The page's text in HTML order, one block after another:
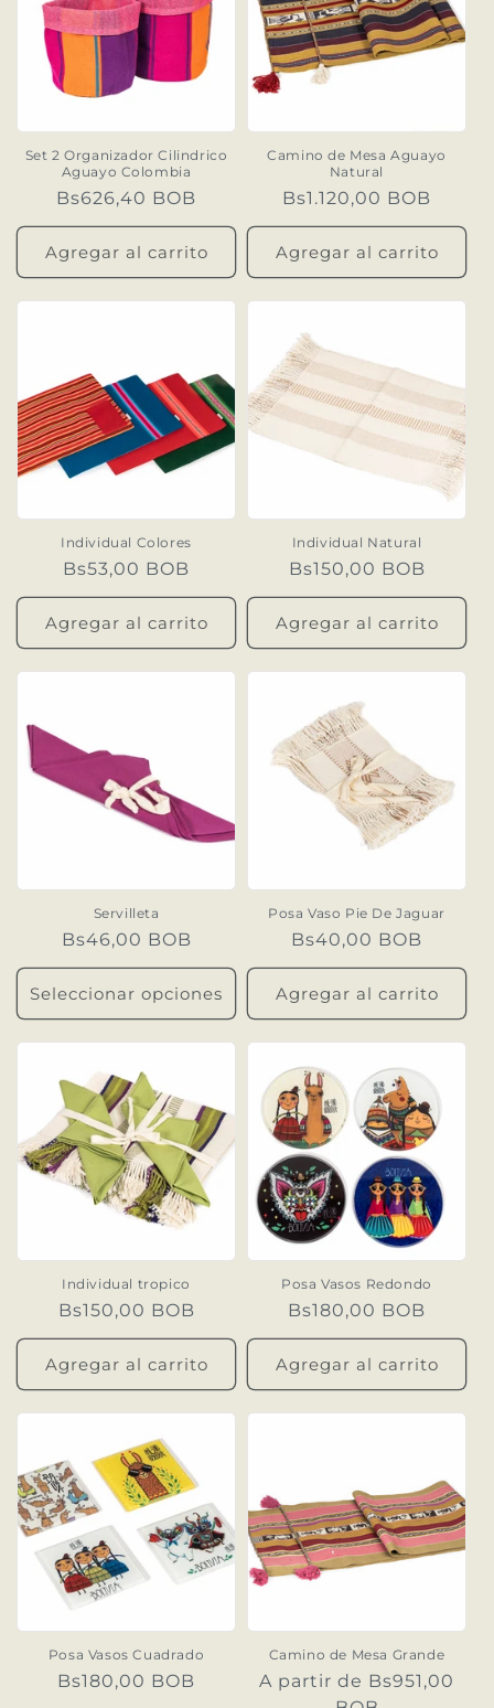
Set 2 Organizador Cilindrico
Aguayo Colombia
Precio
habitual
Bs626,40 BOB
Agregar al carrito
Camino de Mesa Aguayo
Natural
Precio
habitual
Bs1.120,00 BOB
Agregar al carrito
Individual Colores
Precio
habitual
Bs53,00 BOB
Agregar al carrito
Individual Natural
Precio
habitual
Bs150,00 BOB
Agregar al carrito
Servilleta
Precio
habitual
Bs46,00 BOB
Seleccionar opciones
Posa Vaso Pie De Jaguar
Precio
habitual
Bs40,00 BOB
Agregar al carrito
Individual tropico
Precio
habitual
Bs150,00 BOB
Agregar al carrito
Posa Vasos Redondo
Precio
habitual
Bs180,00 BOB
Agregar al carrito
Posa Vasos Cuadrado
Precio
Bs180,00 BOB
Camino de Mesa Grande
Precio
A partir de Bs951,00